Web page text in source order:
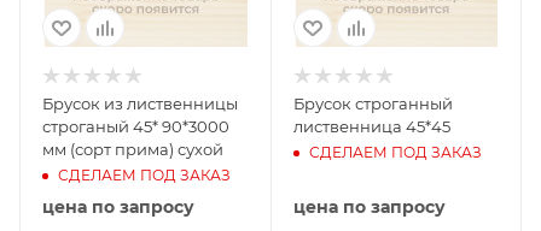
Брусок из лиственницы
строганый 45* 90*3000
мм (сорт прима) сухой
СДЕЛАЕМ ПОД ЗАКАЗ
цена по запросу
Брусок строганный
лиственница 45*45
СДЕЛАЕМ ПОД ЗАКАЗ
цена по запросу